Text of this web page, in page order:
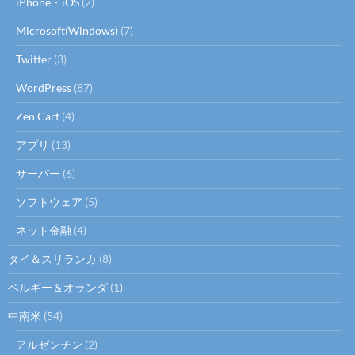
Microsoft(Windows) (7)
Twitter (3)
WordPress (87)
Zen Cart (4)
アプリ (13)
サーバー (6)
ソフトウェア (5)
ネット金融 (4)
タイ＆スリランカ (8)
ベルギー＆オランダ (1)
中南米 (54)
アルゼンチン (2)